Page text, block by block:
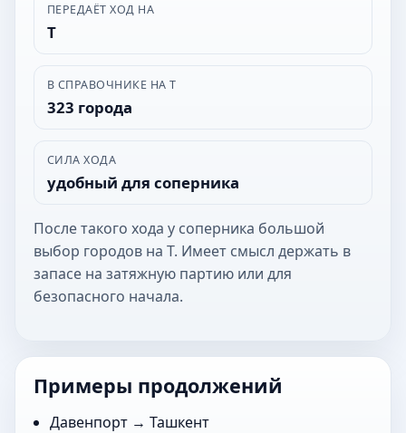
ПЕРЕДАЁТ ХОД НА
Т
В СПРАВОЧНИКЕ НА Т
323 города
СИЛА ХОДА
удобный для соперника
После такого хода у соперника большой
выбор городов на Т. Имеет смысл держать в
запасе на затяжную партию или для
безопасного начала.
Примеры продолжений
Давенпорт →Ташкент